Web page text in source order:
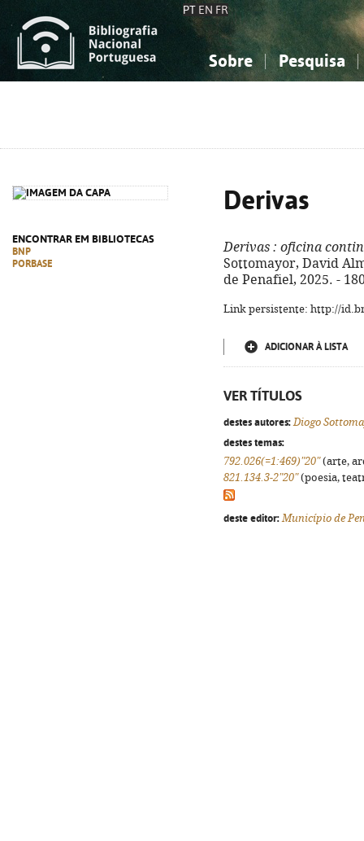
PT EN FR
Sobre Pesquisa
ENCONTRAR EM BIBLIOTECAS
BNP
PORBASE
Derivas
Derivas : oficina
Sottomayor, David
de Penafiel, 2025. -
Link persistente: http://
ADICIONAR À LISTA
VER TÍTULOS
destes autores: Diogo
destes temas:
792.026(=1:469)"20"(arte,
821.134.3-2"20"(poesia,
deste editor: Município de